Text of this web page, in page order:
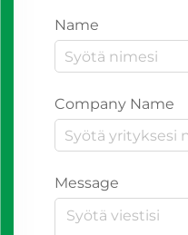
Name
Company Name
Message